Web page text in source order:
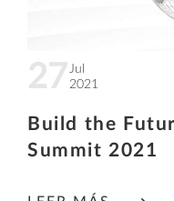
27 Jul
2021
Build the
Summit 2021